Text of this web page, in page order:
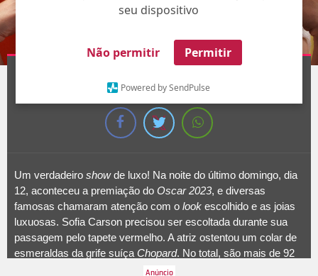
seu dispositivo
Não permitir Permitir
Powered by SendPulse
REUTERS
1/5
Um verdadeiro showde luxo! Na noite do último domingo, dia
12, aconteceu a premiação do Oscar 2023, e diversas
famosas chamaram atenção com o look escolhido e as joias
luxuosas. Sofia Carson precisou ser escoltada durante sua
passagem pelo tapete vermelho. A atriz ostentou um colar de
esmeraldas da grife suíça Chopard. No total, são mais de 92
quilates de diamantes e 122 quilates de esmeraldas, e seu